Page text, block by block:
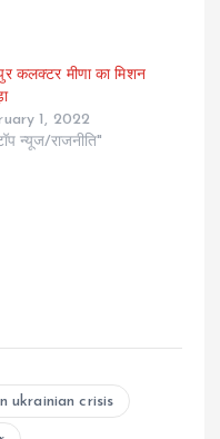
कलक्टर मीणा का मिशन
1, 2022
न्यूज/राजनीति"
ukrainian crisis